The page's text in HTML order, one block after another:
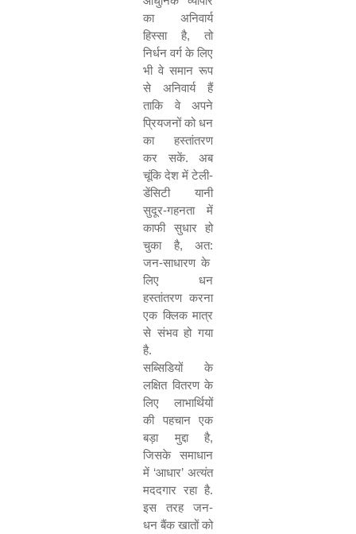
का अनिवार्य
हिस्सा है, तो
निर्धन वर्ग के लिए
भी वे समान रूप
से अनिवार्य हैं
ताकि वे अपने
प्रियजनों को धन
का हस्तांतरण
कर सकें. अब
चूंकि देश में टेली-
डेंसिटी यानी
सुदूर-गहनता में
काफी सुधार हो
चुका है, अत:
जन-साधारण के
लिए धन
हस्तांतरण करना
एक क्लिक मात्र
से संभव हो गया
है.
सब्सिडियों के
लक्षित वितरण के
लिए लाभार्थियों
की पहचान एक
बड़ा मुद्दा है,
जिसके समाधान
में ‘आधार’ अत्यंत
मददगार रहा है.
इस तरह जन-
धन बैंक खातों को